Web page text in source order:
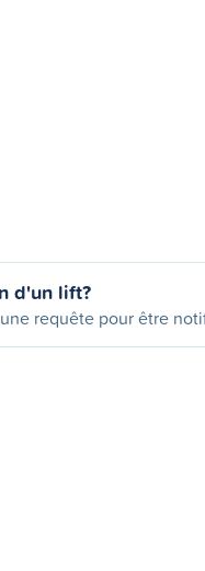
d'un lift?
requête pour être